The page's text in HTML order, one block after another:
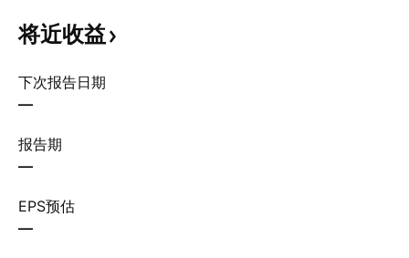
将近收益
下次报告日期
—
报告期
—
EPS预估
—